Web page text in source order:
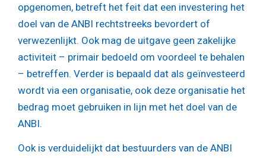
opgenomen, betreft het feit dat een investering het
doel van de ANBI rechtstreeks bevordert of
verwezenlijkt. Ook mag de uitgave geen zakelijke
activiteit – primair bedoeld om voordeel te behalen
– betreffen. Verder is bepaald dat als geïnvesteerd
wordt via een organisatie, ook deze organisatie het
bedrag moet gebruiken in lijn met het doel van de
ANBI.
Ook is verduidelijkt dat bestuurders van de ANBI